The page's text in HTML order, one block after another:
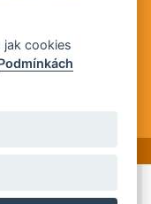
-Partnerský
cookies